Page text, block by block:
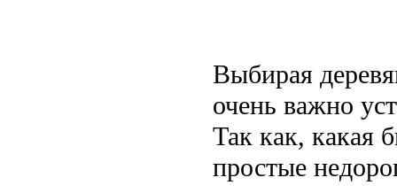
Выбирая
очень важно
Так как, какая
простые